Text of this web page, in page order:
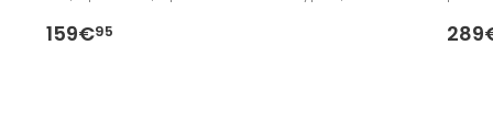
159€95